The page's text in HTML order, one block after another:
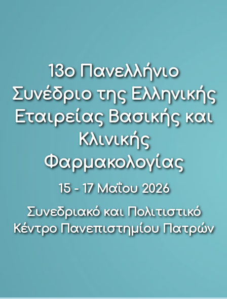
13ο Πανελλήνιο
Συνέδριο της Ελληνικής
Εταιρείας Βασικής και
Κλινικής
Φαρμακολογίας
15 - 17 Μαΐου 2026
Συνεδριακό και Πολιτιστικό
Κέντρο Πανεπιστημίου Πατρών